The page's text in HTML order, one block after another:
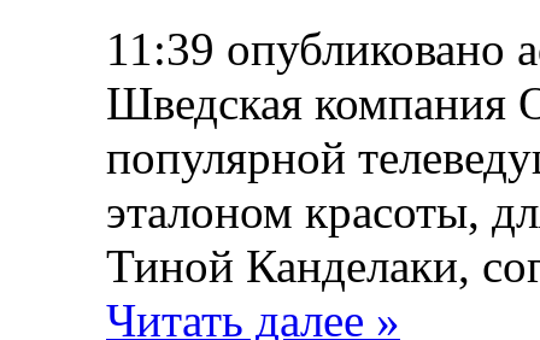
11:39 опубликовано
Шведская компания
популярной
эталоном красоты,
Тиной Канделаки,
Читать далее »